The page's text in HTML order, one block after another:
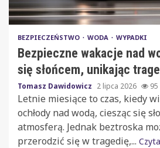
BEZPIECZEŃSTWO WODA WYPADKI
Bezpieczne wakacje nad
się słońcem, unikając
Tomasz Dawidowicz 2 lipca 2026 95
Letnie miesiące to czas, kiedy
ochłody nad wodą, ciesząc się
atmosferą. Jednak beztroska
przerodzić się w tragedię,...